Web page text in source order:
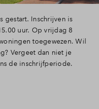
gestart. Inschrijven is
uur. Op vrijdag 8
toegewezen. Wil
Vergeet dan niet je
de inschrijfperiode.